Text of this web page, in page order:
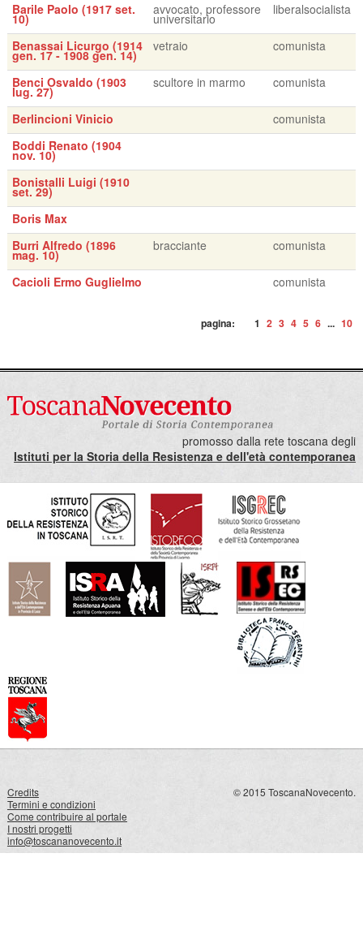
Barile Paolo (1917 set.
10)
avvocato, professore
universitario
liberalsocialista
Benassai Licurgo (1914
gen. 17 - 1908 gen. 14)
vetraio comunista
Benci Osvaldo (1903
lug. 27)
scultore in marmo comunista
Berlincioni Vinicio
comunista
Boddi Renato (1904
nov. 10)
Bonistalli Luigi (1910
set. 29)
Boris Max
Burri Alfredo (1896
mag. 10)
bracciante comunista
Cacioli Ermo Guglielmo comunista
pagina: 1 2 3 4 5 6 ... 10
promosso dalla rete toscana degli
Istituti per la Storia della Resistenza e dell'età contemporanea
Credits
Termini e condizioni
Come contribuire al portale
I nostri progetti
info@toscananovecento.it
© 2015 ToscanaNovecento.